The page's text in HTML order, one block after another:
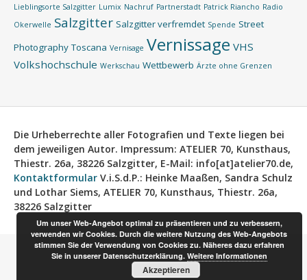
Lieblingsorte Salzgitter Lumix Nachruf Partnerstadt Patrick Riancho Radio
Okerwelle Salzgitter Salzgitter verfremdet Spende Street
Photography Toscana Vernisage Vernissage VHS
Volkshochschule Werkschau Wettbewerb Ärzte ohne Grenzen
Die Urheberrechte aller Fotografien und Texte liegen bei
dem jeweiligen Autor. Impressum: ATELIER 70, Kunsthaus,
Thiestr. 26a, 38226 Salzgitter, E-Mail: info[at]atelier70.de,
Kontaktformular V.i.S.d.P.: Heinke Maaßen, Sandra Schulz
und Lothar Siems, ATELIER 70, Kunsthaus, Thiestr. 26a,
38226 Salzgitter
Um unser Web-Angebot optimal zu präsentieren und zu verbessern,
verwenden wir Cookies. Durch die weitere Nutzung des Web-Angebots
stimmen Sie der Verwendung von Cookies zu. Näheres dazu erfahren
Sie in unserer Datenschutzerklärung. Weitere Informationen
Akzeptieren